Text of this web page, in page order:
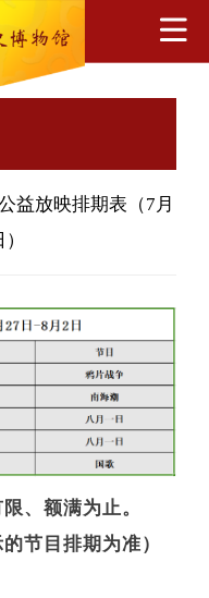
益放映排期表（7月
、额满为止。
节目排期为准）